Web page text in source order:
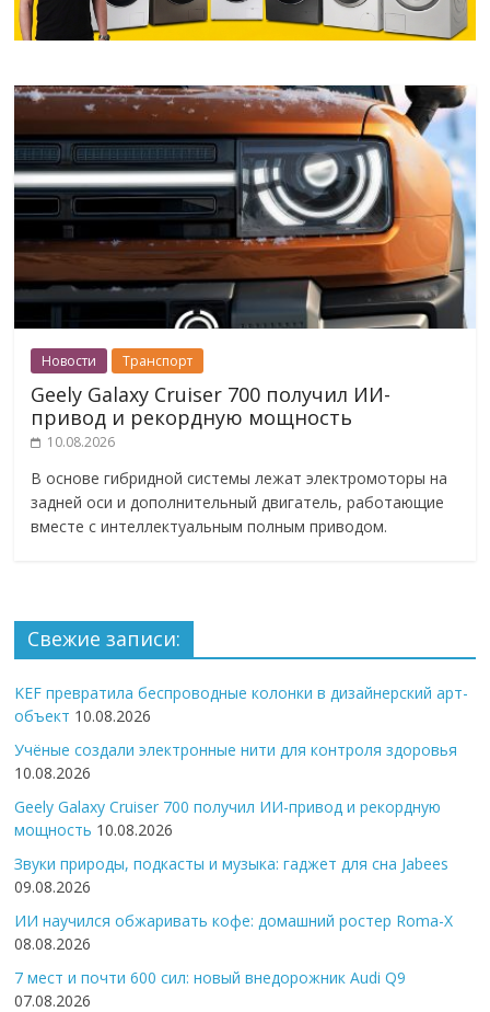
Новости Транспорт
Geely Galaxy Cruiser 700 получил ИИ-
привод и рекордную мощность
10.08.2026
В основе гибридной системы лежат электромоторы на
задней оси и дополнительный двигатель, работающие
вместе с интеллектуальным полным приводом.
Свежие записи:
KEF превратила беспроводные колонки в дизайнерский арт-
объект 10.08.2026
Учёные создали электронные нити для контроля здоровья
10.08.2026
Geely Galaxy Cruiser 700 получил ИИ-привод и рекордную
мощность 10.08.2026
Звуки природы, подкасты и музыка: гаджет для сна Jabees
09.08.2026
ИИ научился обжаривать кофе: домашний ростер Roma-X
08.08.2026
7 мест и почти 600 сил: новый внедорожник Audi Q9
07.08.2026